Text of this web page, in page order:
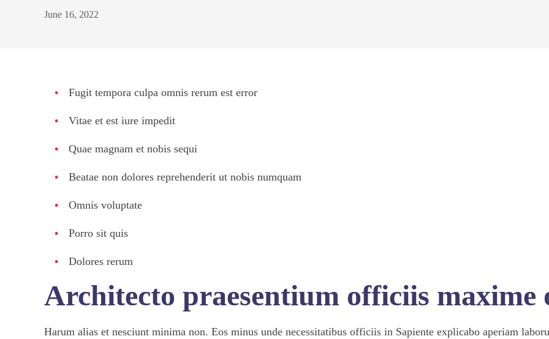
June 16, 2022
Fugit tempora culpa omnis rerum est error
Vitae et est iure impedit
Quae magnam et nobis sequi
Beatae non dolores reprehenderit ut nobis numquam
Omnis voluptate
Porro sit quis
Dolores rerum
Architecto praesentium officiis maxime
Harum alias et nesciunt minima non. Eos minus unde necessitatibus officiis in Sapiente explicabo aperiam